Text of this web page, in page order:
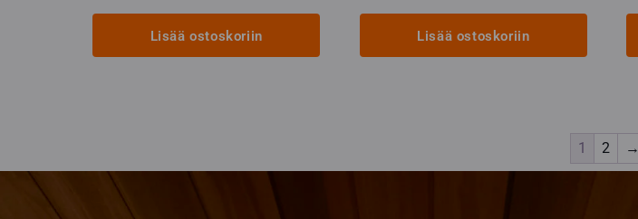
Lisää ostoskoriin Lisää ostoskoriin
1 2 →